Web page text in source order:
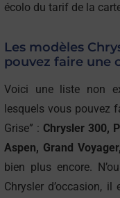
écolo du tarif de la
Les modèles
pouvez faire une
Voici une liste non
lesquels vous pouvez
Grise” : Chrysler 300,
Aspen, Grand
bien plus encore.
Chrysler d’occasion,